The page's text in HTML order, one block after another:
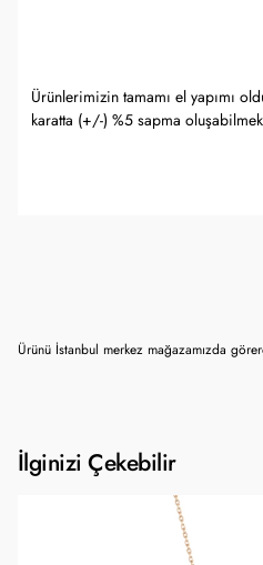
Ürünlerimizin tamamı el yapımı
karatta (+/-) %5 sapma
Ürünü İstanbul merkez mağazamızda
İlginizi Çekebilir